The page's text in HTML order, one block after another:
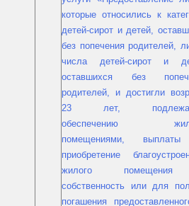
которые относились к
детей-сирот и детей,
без попечения родителей,
числа детей-сирот и
оставшихся без
родителей, и достигли
23 лет,
обеспечению
помещениями,
приобретение
жилого
собственность или для
погашения